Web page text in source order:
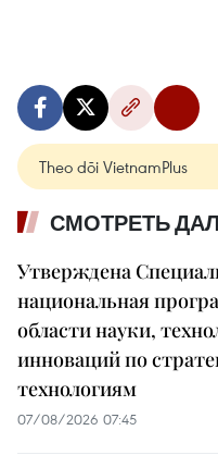
Theo dõi VietnamPlus
СМОТРЕТЬ
Утверждена
национальная
области науки,
инноваций по
технологиям
07/08/2026 07:45